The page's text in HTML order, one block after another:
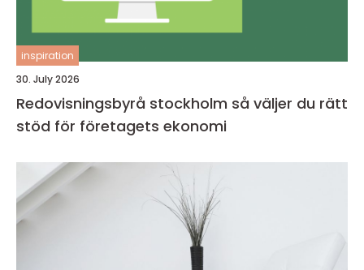
inspiration
30. July 2026
Redovisningsbyrå stockholm så väljer du rätt
stöd för företagets ekonomi